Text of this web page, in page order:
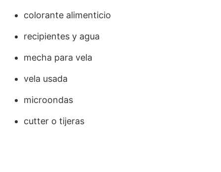
colorante alimenticio
recipientes y agua
mecha para vela
vela usada
microondas
cutter o tijeras